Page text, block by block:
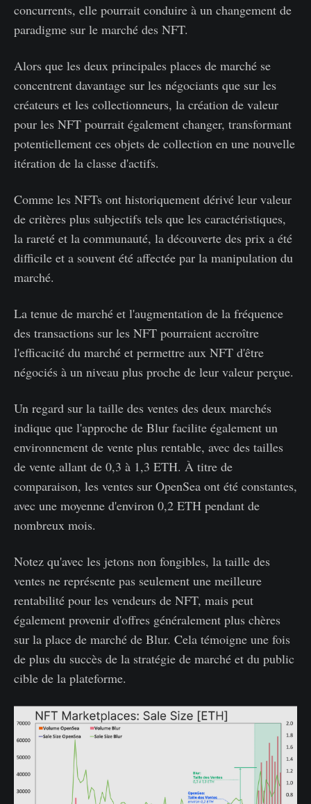
concurrents, elle pourrait conduire à un changement de
paradigme sur le marché des NFT.
Alors que les deux principales places de marché se
concentrent davantage sur les négociants que sur les
créateurs et les collectionneurs, la création de valeur
pour les NFT pourrait également changer, transformant
potentiellement ces objets de collection en une nouvelle
itération de la classe d'actifs.
Comme les NFTs ont historiquement dérivé leur valeur
de critères plus subjectifs tels que les caractéristiques,
la rareté et la communauté, la découverte des prix a été
difficile et a souvent été affectée par la manipulation du
marché.
La tenue de marché et l'augmentation de la fréquence
des transactions sur les NFT pourraient accroître
l'efficacité du marché et permettre aux NFT d'être
négociés à un niveau plus proche de leur valeur perçue.
Un regard sur la taille des ventes des deux marchés
indique que l'approche de Blur facilite également un
environnement de vente plus rentable, avec des tailles
de vente allant de 0,3 à 1,3 ETH. À titre de
comparaison, les ventes sur OpenSea ont été constantes,
avec une moyenne d'environ 0,2 ETH pendant de
nombreux mois.
Notez qu'avec les jetons non fongibles, la taille des
ventes ne représente pas seulement une meilleure
rentabilité pour les vendeurs de NFT, mais peut
également provenir d'offres généralement plus chères
sur la place de marché de Blur. Cela témoigne une fois
de plus du succès de la stratégie de marché et du public
cible de la plateforme.